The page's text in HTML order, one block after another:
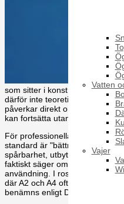
Vatten
Vajer
som sitter i konstruktionen.
därför inte teoretisk för inköp,
påverkar direkt om rätt artikel
kan fortsätta utan avbrott.
För professionella användare
standard är "bättre" än den
spårbarhet, utbytbarhet och
faktiskt säger om
användning. I rostfria miljöer
där A2 och A4 ofta är minst lika
benämns enligt DIN eller ISO.